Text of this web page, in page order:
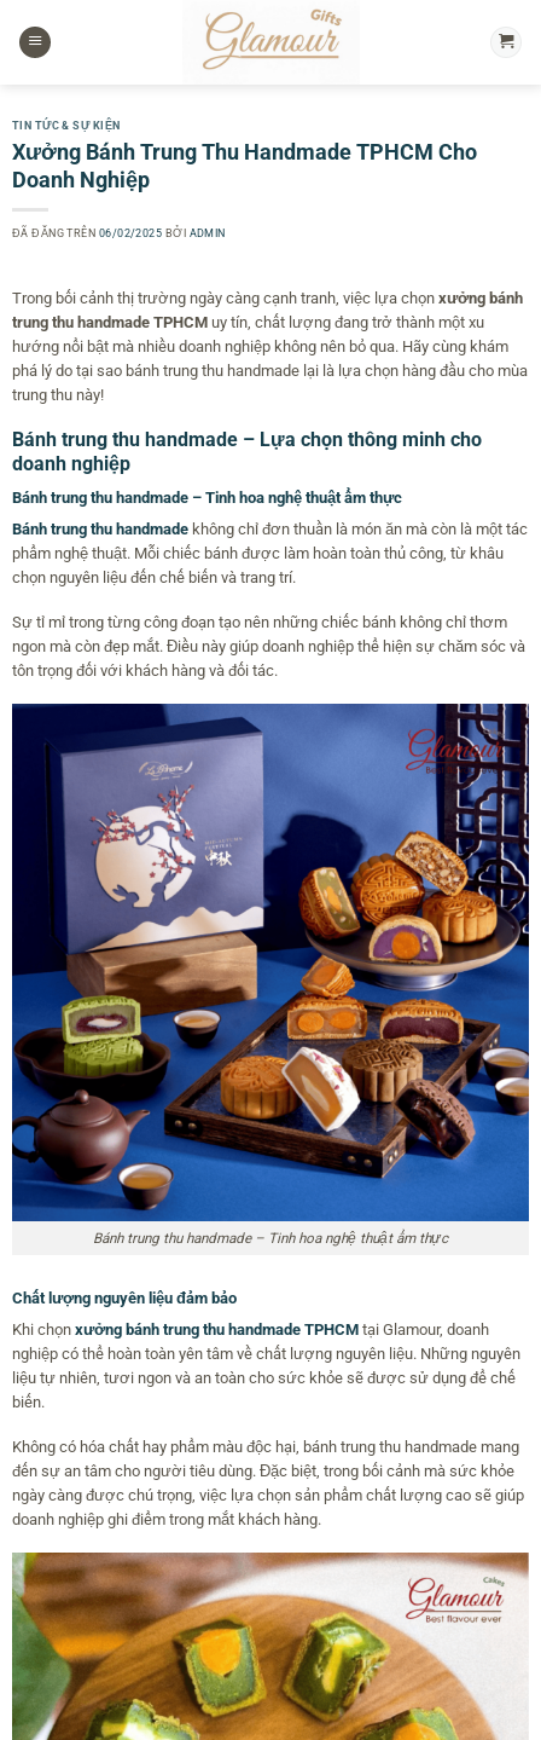
đến
TIN TỨC & SỰ KIỆN
Xưởng Bánh Trung Thu Handmade TPHCM Cho
Doanh Nghiệp
ĐÃ ĐĂNG TRÊN 06/02/2025 BỞI ADMIN
Trong bối cảnh thị trường ngày càng cạnh tranh, việc lựa chọn xưởng bánh
trung thu handmade TPHCMuy tín, chất lượng đang trở thành một xu
hướng nổi bật mà nhiều doanh nghiệp không nên bỏ qua. Hãy cùng khám
phá lý do tại sao bánh trung thu handmade lại là lựa chọn hàng đầu cho mùa
trung thu này!
Bánh trung thu handmade – Lựa chọn thông minh cho
doanh nghiệp
Bánh trung thu handmade – Tinh hoa nghệ thuật ẩm thực
Bánh trung thu handmadekhông chỉ đơn thuần là món ăn mà còn là một tác
phẩm nghệ thuật. Mỗi chiếc bánh được làm hoàn toàn thủ công, từ khâu
chọn nguyên liệu đến chế biến và trang trí.
Sự tỉ mỉ trong từng công đoạn tạo nên những chiếc bánh không chỉ thơm
ngon mà còn đẹp mắt. Điều này giúp doanh nghiệp thể hiện sự chăm sóc và
tôn trọng đối với khách hàng và đối tác.
Bánh trung thu handmade – Tinh hoa nghệ thuật ẩm thực
Chất lượng nguyên liệu đảm bảo
Khi chọn xưởng bánh trung thu handmade TPHCMtại Glamour, doanh
nghiệp có thể hoàn toàn yên tâm về chất lượng nguyên liệu. Những nguyên
liệu tự nhiên, tươi ngon và an toàn cho sức khỏe sẽ được sử dụng để chế
biến.
Không có hóa chất hay phẩm màu độc hại, bánh trung thu handmade mang
đến sự an tâm cho người tiêu dùng. Đặc biệt, trong bối cảnh mà sức khỏe
ngày càng được chú trọng, việc lựa chọn sản phẩm chất lượng cao sẽ giúp
doanh nghiệp ghi điểm trong mắt khách hàng.